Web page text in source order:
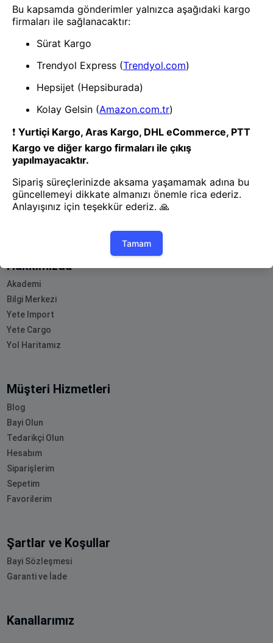
1
- Yenilik ve hızı keşfedin, işinizi
daha etkili ve verimli bir şekilde
yönetin!
Google Play
Hakkımızda
Akademi
Bilgi Merkezi
Yete Import
Yete Cargo
Yol Haritamız
Müşteri Hizmetleri
Blog
Bayi Olun
Tedarikçi Olun
Hesabım
Siparişlerim
Sepetim
Favorilerim
Şartlar ve Koşullar
Bayi Sözleşmesi
Garanti ve İade
Kanallarımız